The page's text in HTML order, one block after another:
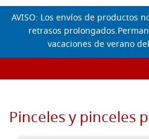
AVISO: Los envíos de productos
retrasos
vacaciones de verano
Pinceles y pinceles